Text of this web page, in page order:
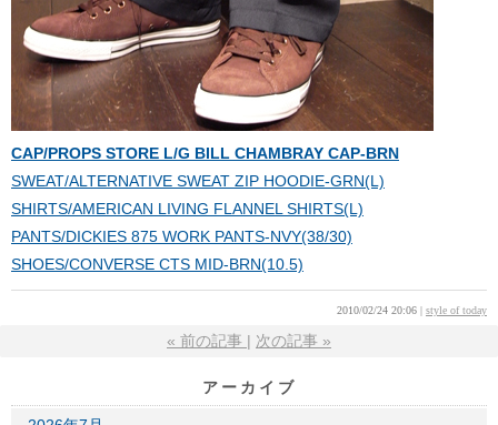
CAP/PROPS STORE L/G BILL CHAMBRAY CAP-BRN
SWEAT/ALTERNATIVE SWEAT ZIP HOODIE-GRN(L)
SHIRTS/AMERICAN LIVING FLANNEL SHIRTS(L)
PANTS/DICKIES 875 WORK PANTS-NVY(38/30)
SHOES/CONVERSE CTS MID-BRN(10.5)
2010/02/24 20:06 style of today
« 前の記事 次の記事 »
アーカイブ